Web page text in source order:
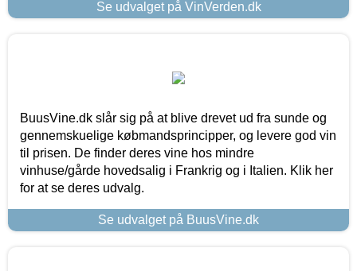
Se udvalget på VinVerden.dk
BuusVine.dk slår sig på at blive drevet ud fra sunde og
gennemskuelige købmandsprincipper, og levere god vin
til prisen. De finder deres vine hos mindre
vinhuse/gårde hovedsalig i Frankrig og i Italien. Klik her
for at se deres udvalg.
Se udvalget på BuusVine.dk